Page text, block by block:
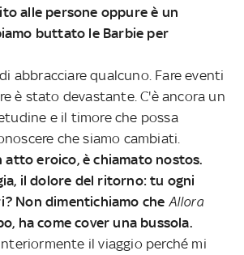
alle persone oppure è un
buttato le Barbie per
abbracciare qualcuno. Fare eventi
è stato devastante. C'è ancora un
e il timore che possa
che siamo cambiati.
atto eroico, è chiamato nostos.
il dolore del ritorno: tu ogni
Non dimentichiamo che Allora
ha come cover una bussola.
il viaggio perché mi